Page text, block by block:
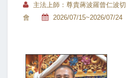
主法上師：尊貴蔣波羅曾仁波切
會
2026/07/15~2026/07/24